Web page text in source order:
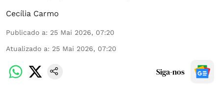
Cecília Carmo
Publicado a: 25 Mai 2026, 07:20
Atualizado a: 25 Mai 2026, 07:20
Siga-nos